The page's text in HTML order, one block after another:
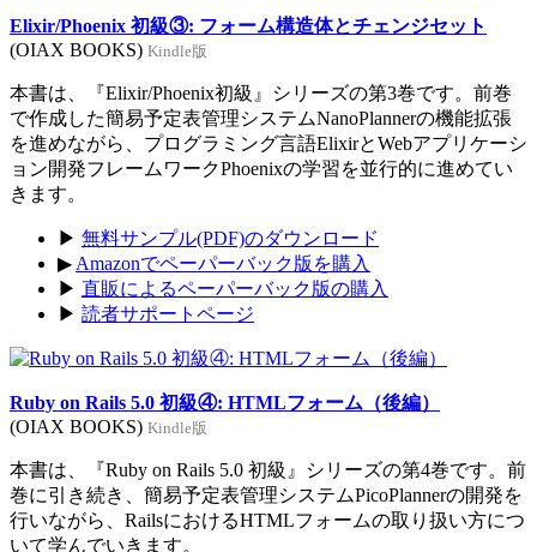
Elixir/Phoenix 初級③: フォーム構造体とチェンジセット
(OIAX BOOKS) Kindle版
本書は、『Elixir/Phoenix初級』シリーズの第3巻です。前巻
で作成した簡易予定表管理システムNanoPlannerの機能拡張
を進めながら、プログラミング言語ElixirとWebアプリケーシ
ョン開発フレームワークPhoenixの学習を並行的に進めてい
きます。
▶ 無料サンプル(PDF)のダウンロード
▶ Amazonでペーパーバック版を購入
▶ 直販によるペーパーバック版の購入
▶ 読者サポートページ
Ruby on Rails 5.0 初級④: HTMLフォーム（後編）
(OIAX BOOKS) Kindle版
本書は、『Ruby on Rails 5.0 初級』シリーズの第4巻です。前
巻に引き続き、簡易予定表管理システムPicoPlannerの開発を
行いながら、RailsにおけるHTMLフォームの取り扱い方につ
いて学んでいきます。